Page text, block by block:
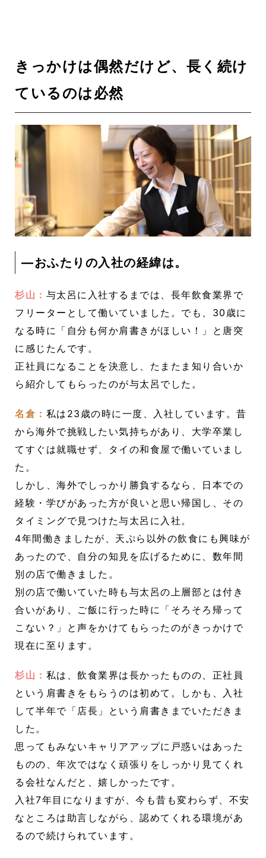
きっかけは偶然だけど、長く続け
ているのは必然
―おふたりの入社の経緯は。
杉山： 与太呂に入社するまでは、長年飲食業界で
フリーターとして働いていました。でも、30歳に
なる時に「自分も何か肩書きがほしい！」と唐突
に感じたんです。
正社員になることを決意し、たまたま知り合いか
ら紹介してもらったのが与太呂でした。
名倉： 私は23歳の時に一度、入社しています。昔
から海外で挑戦したい気持ちがあり、大学卒業し
てすぐは就職せず、タイの和食屋で働いていまし
た。
しかし、海外でしっかり勝負するなら、日本での
経験・学びがあった方が良いと思い帰国し、その
タイミングで見つけた与太呂に入社。
4年間働きましたが、天ぷら以外の飲食にも興味が
あったので、自分の知見を広げるために、数年間
別の店で働きました。
別の店で働いていた時も与太呂の上層部とは付き
合いがあり、ご飯に行った時に「そろそろ帰って
こない？」と声をかけてもらったのがきっかけで
現在に至ります。
杉山： 私は、飲食業界は長かったものの、正社員
という肩書きをもらうのは初めて。しかも、入社
して半年で「店長」という肩書きまでいただきま
した。
思ってもみないキャリアアップに戸惑いはあった
ものの、年次ではなく頑張りをしっかり見てくれ
る会社なんだと、嬉しかったです。
入社7年目になりますが、今も昔も変わらず、不安
なところは助言しながら、認めてくれる環境があ
るので続けられています。